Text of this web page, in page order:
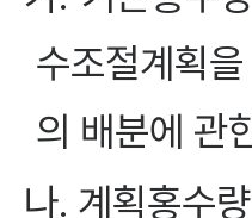
수조절계획
의 배분에 관
나. 계획홍수량